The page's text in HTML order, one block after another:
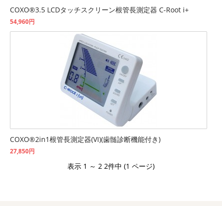
COXO®3.5 LCDタッチスクリーン根管長測定器 C-Root i+
54,960円
COXO®2in1根管長測定器(VI)(歯髄診断機能付き)
27,850円
表示 1 ～ 2 2件中 (1 ページ)